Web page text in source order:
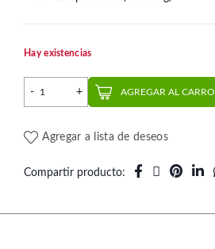
Hay existencias
Set Ruedas de Pulido
AGREGAR AL CARRO
Agregar a lista de deseos
Compartir producto